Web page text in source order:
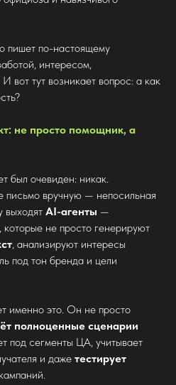
пишет по-настоящему
интересом,
вот тут возникает вопрос: а как
не просто помощник, а
был очевиден: никак.
письмо вручную — непосильная
выходят AI-агенты —
которые не просто генерируют
, анализируют интересы
под тон бренда и цели
именно это. Он не просто
полноценные сценарии
под сегменты ЦА, учитывает
и даже тестирует